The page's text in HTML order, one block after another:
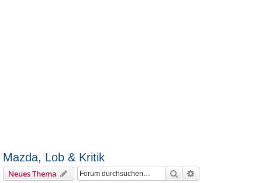
Mazda, Lob & Kritik
Neues Thema Suche